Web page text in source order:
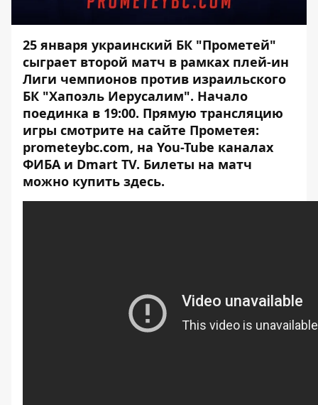
25 января украинский БК "Прометей"
сыграет второй матч в рамках плей-ин
Лиги чемпионов против израильского
БК "Хапоэль Иерусалим". Начало
поединка в 19:00. Прямую трансляцию
игры смотрите на сайте Прометея:
prometeybc.com, на You-Tube каналах
ФИБА и Dmart TV. Билеты на матч
можно купить здесь.